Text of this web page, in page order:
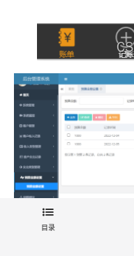
文章标签：
目录